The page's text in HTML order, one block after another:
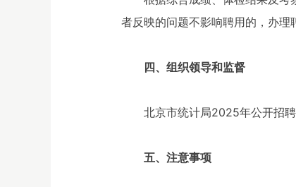
者反映的问题不影响聘用的，办理
四、组织领导和监督
北京市统计局2025年公开招
五、注意事项